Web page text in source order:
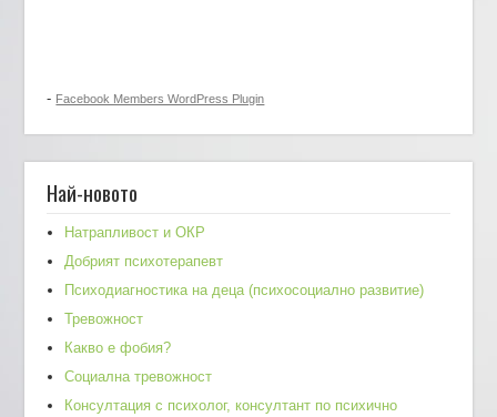
- Facebook Members WordPress Plugin
Най-новото
Натрапливост и ОКР
Добрият психотерапевт
Психодиагностика на деца (психосоциално развитие)
Тревожност
Какво е фобия?
Социална тревожност
Консултация с психолог, консултант по психично